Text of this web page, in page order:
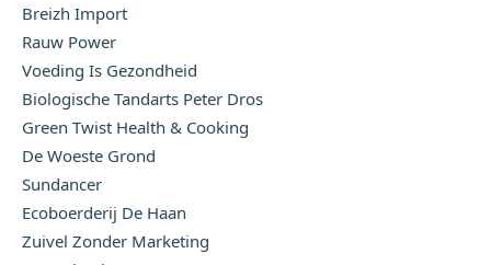
Breizh Import
Rauw Power
Voeding Is Gezondheid
Biologische Tandarts Peter Dros
Green Twist Health & Cooking
De Woeste Grond
Sundancer
Ecoboerderij De Haan
Zuivel Zonder Marketing